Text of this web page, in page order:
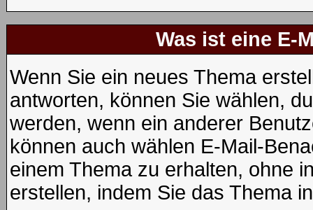
Was ist eine E-
Wenn Sie ein neues Thema
antworten, können Sie wählen,
werden, wenn ein anderer
können auch wählen E-Mail-
einem Thema zu erhalten, ohne
erstellen, indem Sie das Thema